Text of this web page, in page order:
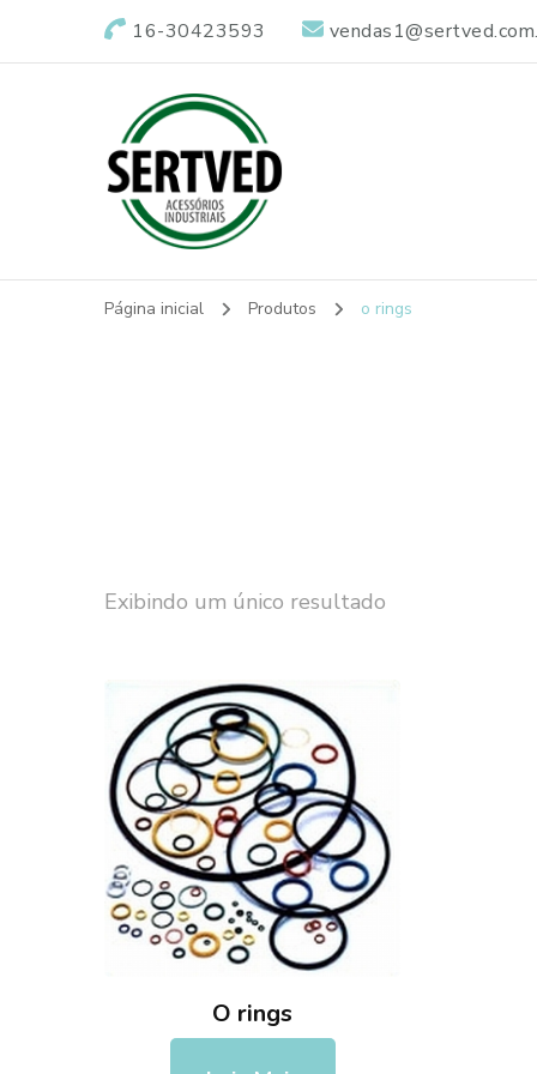
16-30423593
Sertved
Página inicial Produtos o rings
Exibindo um único resultado
O rings